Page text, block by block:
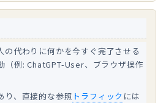
の代わりに何かを今すぐ完了させる
（例: ChatGPT-User、ブラウザ操作
り、直接的な参照 トラフィック には